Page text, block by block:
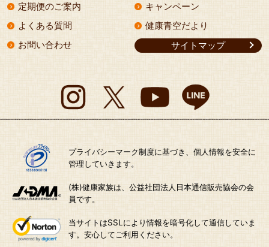
定期便のご案内
キャンペーン
よくある質問
健康青空だより
お問い合わせ
サイトマップ
プライバシーマーク制度に基づき、個人情報を安全に
管理していきます。
(株)健康家族は、公益社団法人日本通信販売協会の会
員です。
当サイトはSSLにより情報を暗号化して通信していま
す。安心してご利用ください。